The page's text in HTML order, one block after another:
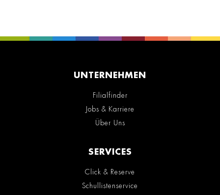
UNTERNEHMEN
Filialfinder
Jobs & Karriere
Über Uns
SERVICES
Click & Reserve
Schullistenservice